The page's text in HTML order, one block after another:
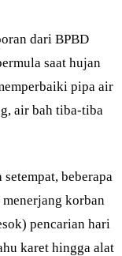
dari BPBD
saat hujan
pipa air
air bah tiba-tiba
beberapa
korban
pencarian hari
karet hingga alat